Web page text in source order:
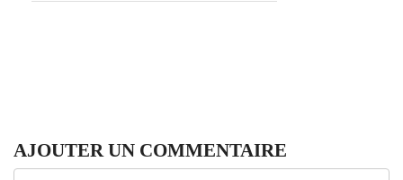
AJOUTER UN COMMENTAIRE